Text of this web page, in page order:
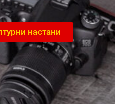
настани